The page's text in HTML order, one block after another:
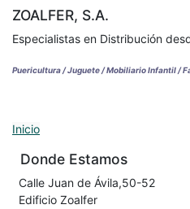
ZOALFER, S.A.
Especialistas en Distribución
Puericultura / Juguete / Mobiliario Infantil /
Inicio
Donde Estamos
Calle Juan de Ávila,50-52
Edificio Zoalfer